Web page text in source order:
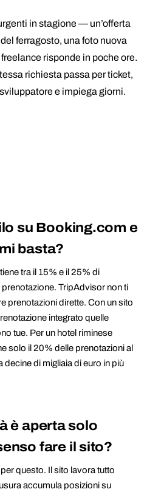
in stagione — un’offerta
ferragosto, una foto nuova
risponde in poche ore.
richiesta passa per ticket,
e impiega giorni.
su Booking.com e
basta?
tra il 15% e il 25% di
TripAdvisor non ti
prenotazioni dirette. Con un sito
integrato quelle
tue. Per un hotel riminese
solo il 20% delle prenotazioni al
decine di migliaia di euro in più
è aperta solo
fare il sito?
questo. Il sito lavora tutto
accumula posizioni su